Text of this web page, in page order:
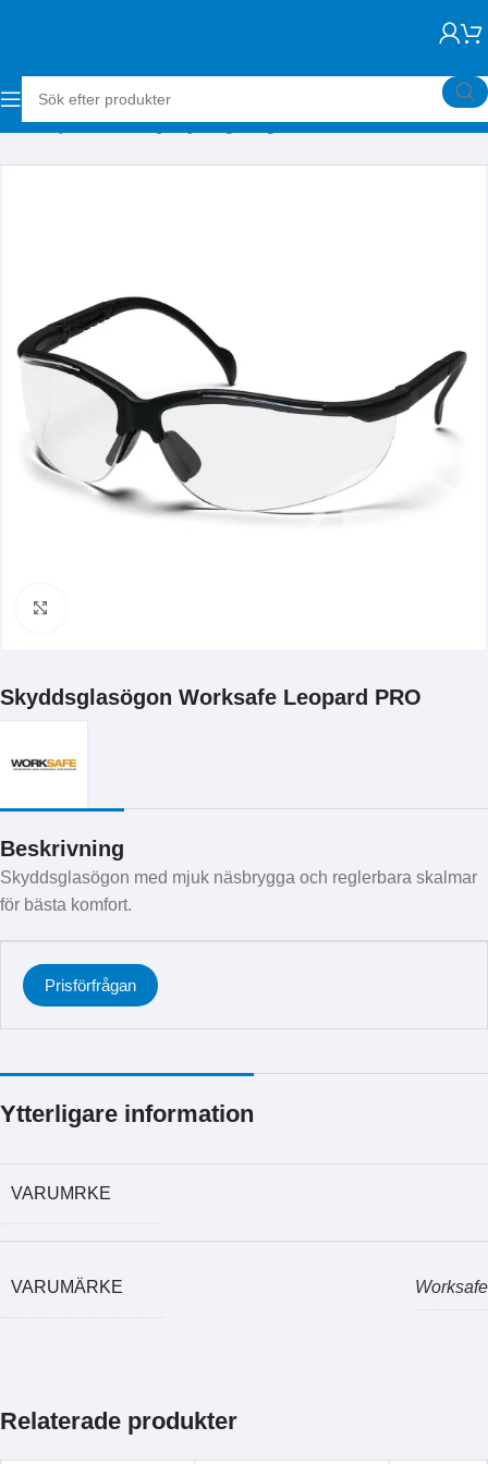
Hem Skyddsutrustning Skyddsglasögon
Skyddsglasögon Worksafe Leopard PRO
Beskrivning
Skyddsglasögon med mjuk näsbrygga och reglerbara skalmar
för bästa komfort.
Prisförfrågan
Ytterligare information
VARUMRKE
VARUMÄRKE Worksafe
Relaterade produkter